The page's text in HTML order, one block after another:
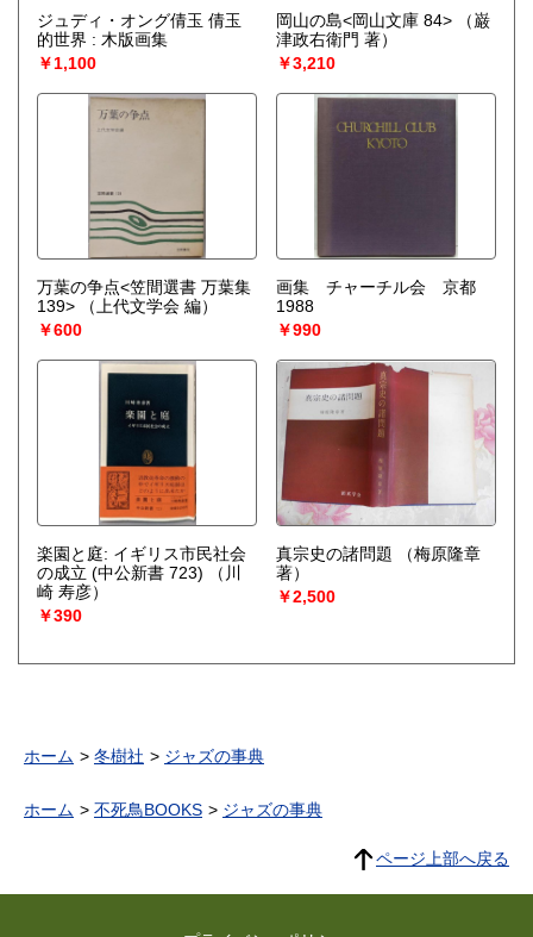
ジュディ・オング倩玉 倩玉
的世界 : 木版画集
￥1,100
岡山の島<岡山文庫 84>
（巌
津政右衛門 著）
￥3,210
万葉の争点<笠間選書 万葉集
139>
（上代文学会 編）
￥600
画集 チャーチル会 京都
1988
￥990
楽園と庭: イギリス市民社会
の成立 (中公新書 723)
（川
崎 寿彦）
￥390
真宗史の諸問題
（梅原隆章
著）
￥2,500
ホーム 冬樹社 ジャズの事典
ホーム 不死鳥BOOKS ジャズの事典
ページ上部へ戻る